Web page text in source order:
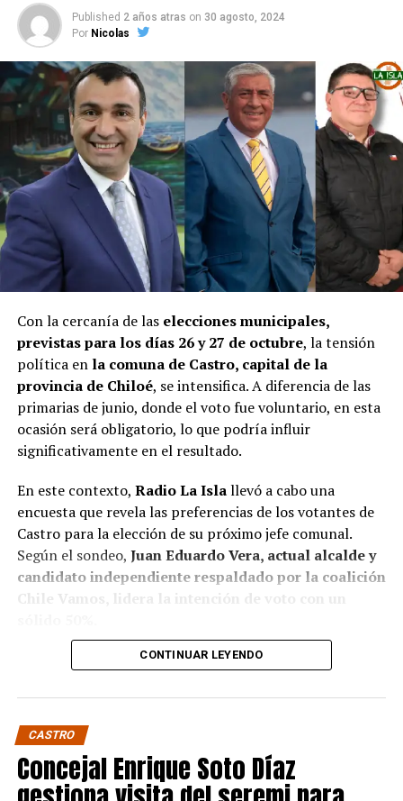
Published 2 años atras on 30 agosto, 2024
Por Nicolas
Con la cercanía de las elecciones municipales,
previstas para los días 26 y 27 de octubre, la tensión
política en la comuna de Castro, capital de la
provincia de Chiloé, se intensifica. A diferencia de las
primarias de junio, donde el voto fue voluntario, en esta
ocasión será obligatorio, lo que podría influir
significativamente en el resultado.
En este contexto, Radio La Islallevó a cabo una
encuesta que revela las preferencias de los votantes de
Castro para la elección de su próximo jefe comunal.
Según el sondeo, Juan Eduardo Vera, actual alcalde y
candidato independiente respaldado por la coalición
Chile Vamos, lidera la intención de voto con un
Baltazar Elgueta, candidato del Partido Socialista
segundo lugar con un 41% de apoyo, mientras que
Jaime Guerrero, candidato independiente por el
Partido socialcristiano, se sitúa en un distante 9%.
Estos resultados confirman, de algún modo, pese a que
CONTINUAR LEYENDO
CASTRO
Concejal Enrique Soto Díaz